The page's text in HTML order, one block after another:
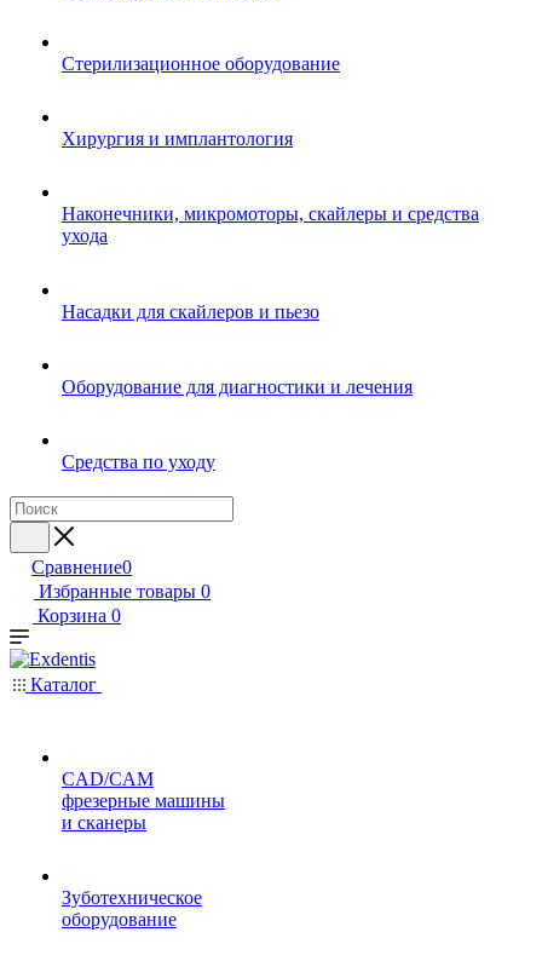
Стерилизационное оборудование
Хирургия и имплантология
Наконечники, микромоторы, скайлеры и средства
ухода
Насадки для скайлеров и пьезо
Оборудование для диагностики и лечения
Средства по уходу
Сравнение0
Избранные товары 0
Корзина 0
Каталог
CAD/CAM
фрезерные машины
и сканеры
Зуботехническое
оборудование